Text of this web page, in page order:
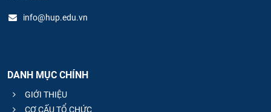
info@hup.edu.vn
DANH MỤC CHÍNH
GIỚI THIỆU
CƠ CẤU TỔ CHỨC